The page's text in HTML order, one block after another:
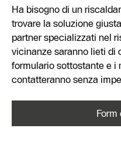
Ha bisogno di un
trovare la soluzione
partner specializzati nel
vicinanze saranno lieti di
formulario sottostante e i
contatteranno senza